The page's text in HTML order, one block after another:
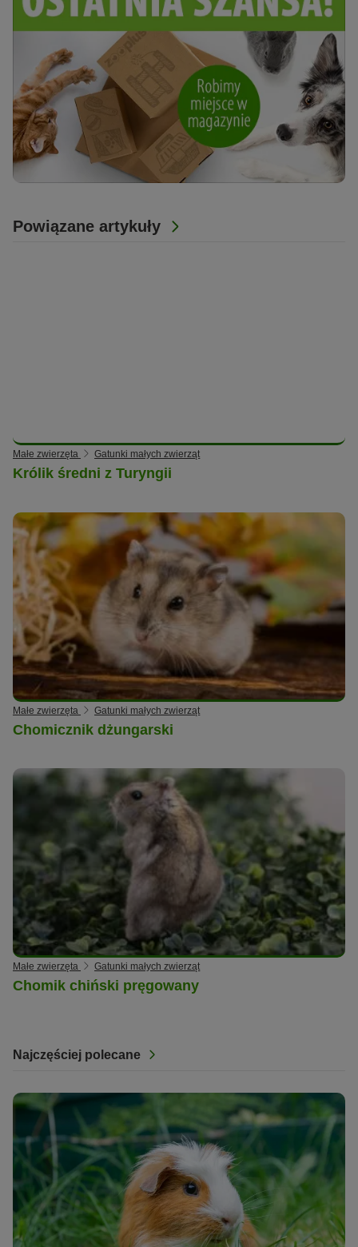
Powiązane artykuły
Małe zwierzęta Gatunki małych zwierząt
Królik średni z Turyngii
Małe zwierzęta Gatunki małych zwierząt
Chomicznik dżungarski
Małe zwierzęta Gatunki małych zwierząt
Chomik chiński pręgowany
Najczęściej polecane